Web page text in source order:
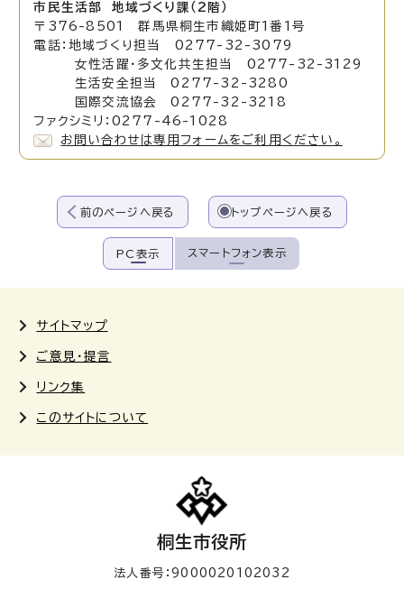
市民生活部 地域づくり課（2階）
〒376-8501 群馬県桐生市織姫町1番1号
電話：地域づくり担当 0277-32-3079
女性活躍・多文化共生担当 0277-32-3129
生活安全担当 0277-32-3280
国際交流協会 0277-32-3218
ファクシミリ：0277-46-1028
お問い合わせは専用フォームをご利用ください。
前のページへ戻る トップページへ戻る
PC表示 スマートフォン表示
サイトマップ
ご意見・提言
リンク集
このサイトについて
桐生市役所
法人番号：9000020102032